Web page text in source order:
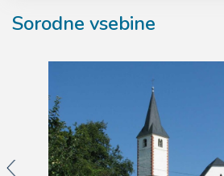
Sorodne vsebine